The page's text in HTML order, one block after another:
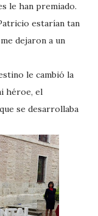
le han premiado.
estarían tan
dejaron a un
le cambió la
héroe, el
se desarrollaba